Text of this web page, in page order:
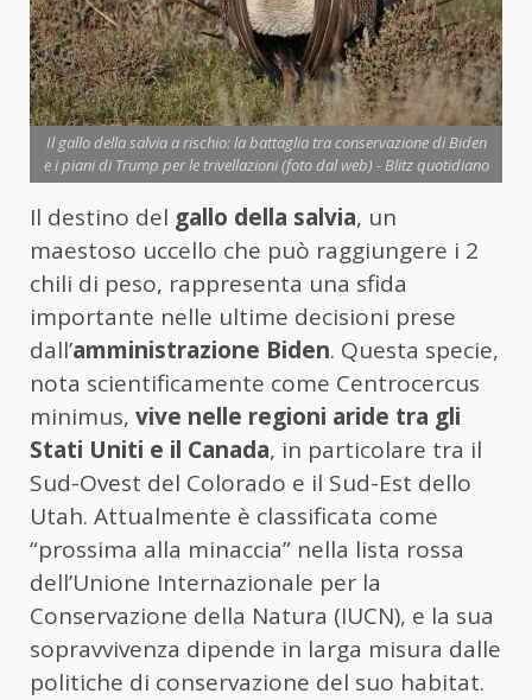
Il gallo della salvia a rischio: la battaglia tra conservazione di Biden
e i piani di Trump per le trivellazioni (foto dal web) - Blitz quotidiano
Il destino del gallo della salvia, un
maestoso uccello che può raggiungere i 2
chili di peso, rappresenta una sfida
importante nelle ultime decisioni prese
dall’amministrazione Biden. Questa specie,
nota scientificamente come Centrocercus
minimus, vive nelle regioni aride tra gli
Stati Uniti e il Canada, in particolare tra il
Sud-Ovest del Colorado e il Sud-Est dello
Utah. Attualmente è classificata come
“prossima alla minaccia” nella lista rossa
dell’Unione Internazionale per la
Conservazione della Natura (IUCN), e la sua
sopravvivenza dipende in larga misura dalle
politiche di conservazione del suo habitat.